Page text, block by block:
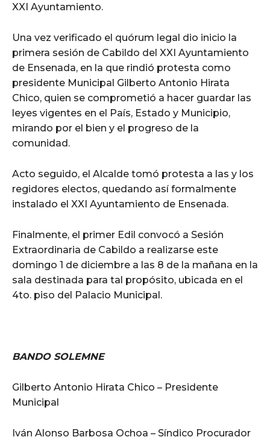
XXI Ayuntamiento.
Una vez verificado el quórum legal dio inicio la
primera sesión de Cabildo del XXI Ayuntamiento
de Ensenada, en la que rindió protesta como
presidente Municipal Gilberto Antonio Hirata
Chico, quien se comprometió a hacer guardar las
leyes vigentes en el País, Estado y Municipio,
mirando por el bien y el progreso de la
comunidad.
Acto seguido, el Alcalde tomó protesta a las y los
regidores electos, quedando así formalmente
instalado el XXI Ayuntamiento de Ensenada.
Finalmente, el primer Edil convocó a Sesión
Extraordinaria de Cabildo a realizarse este
domingo 1 de diciembre a las 8 de la mañana en la
sala destinada para tal propósito, ubicada en el
4to. piso del Palacio Municipal.
BANDO SOLEMNE
Gilberto Antonio Hirata Chico – Presidente
Municipal
Iván Alonso Barbosa Ochoa – Síndico Procurador